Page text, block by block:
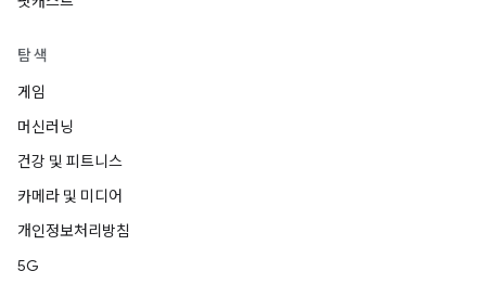
탐색
게임
머신러닝
건강 및 피트니스
카메라 및 미디어
개인정보처리방침
5G